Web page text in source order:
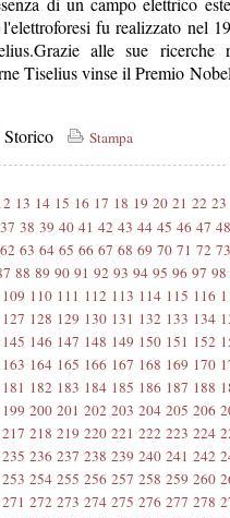
fu realizzato nel
alle sue ricerche
Tiselius vinse il Premio
Storico Stampa
13 14 15 16 17 18 19 20 21 22 23
37 38 39 40 41 42 43 44 45 46 47 48
62 63 64 65 66 67 68 69 70 71 72 73
88 89 90 91 92 93 94 95 96 97 98
109 110 111 112 113 114 115 116
127 128 129 130 131 132 133 134
145 146 147 148 149 150 151 152
163 164 165 166 167 168 169 170
181 182 183 184 185 186 187 188
199 200 201 202 203 204 205 206
217 218 219 220 221 222 223 224
235 236 237 238 239 240 241 242
253 254 255 256 257 258 259 260
271 272 273 274 275 276 277 278